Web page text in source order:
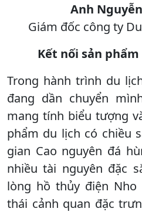
Anh
Giám đốc công ty
Kết nối sản
Trong hành trình du
đang dần chuyển
mang tính biểu tượng
phẩm du lịch có chiều
gian Cao nguyên đá
nhiều tài nguyên đặc
lòng hồ thủy điện
thái cảnh quan đặc